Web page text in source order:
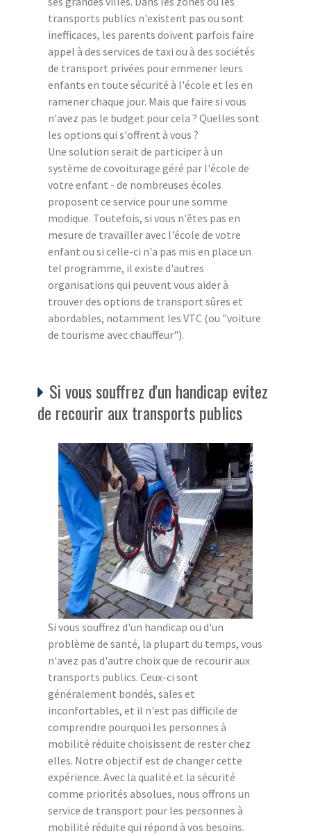
transports publics n'existent pas ou sont
inefficaces, les parents doivent parfois faire
appel à des services de taxi ou à des sociétés
de transport privées pour emmener leurs
enfants en toute sécurité à l'école et les en
ramener chaque jour. Mais que faire si vous
n'avez pas le budget pour cela ? Quelles sont
les options qui s'offrent à vous ?
Une solution serait de participer à un
système de covoiturage géré par l'école de
votre enfant - de nombreuses écoles
proposent ce service pour une somme
modique. Toutefois, si vous n'êtes pas en
mesure de travailler avec l'école de votre
enfant ou si celle-ci n'a pas mis en place un
tel programme, il existe d'autres
organisations qui peuvent vous aider à
trouver des options de transport sûres et
abordables, notamment les VTC (ou "voiture
de tourisme avec chauffeur").
Si vous souffrez d'un handicap evitez
de recourir aux transports publics
Si vous souffrez d'un handicap ou d'un
problème de santé, la plupart du temps, vous
n'avez pas d'autre choix que de recourir aux
transports publics. Ceux-ci sont
généralement bondés, sales et
inconfortables, et il n'est pas difficile de
comprendre pourquoi les personnes à
mobilité réduite choisissent de rester chez
elles. Notre objectif est de changer cette
expérience. Avec la qualité et la sécurité
comme priorités absolues, nous offrons un
service de transport pour les personnes à
mobilité réduite qui répond à vos besoins.